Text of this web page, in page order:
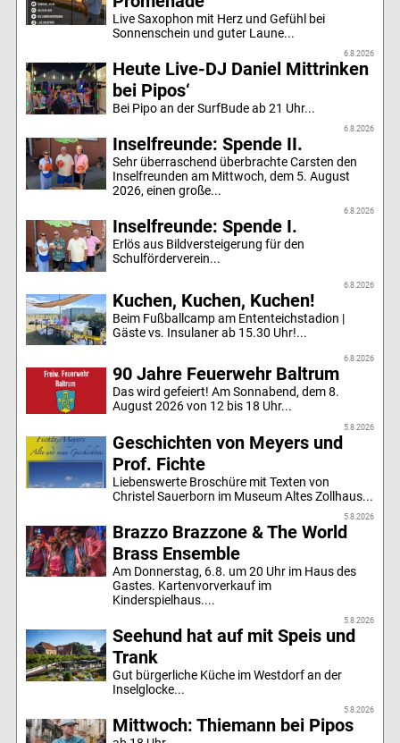
Live Saxophon mit Herz und Gefühl bei
Sonnenschein und guter Laune...
6.8.2026
Heute Live-DJ Daniel Mittrinken
bei Pipos‘
Bei Pipo an der SurfBude ab 21 Uhr...
6.8.2026
Inselfreunde: Spende II.
Sehr überraschend überbrachte Carsten den
Inselfreunden am Mittwoch, dem 5. August
2026, einen große...
6.8.2026
Inselfreunde: Spende I.
Erlös aus Bildversteigerung für den
Schulförderverein...
6.8.2026
Kuchen, Kuchen, Kuchen!
Beim Fußballcamp am Ententeichstadion |
Gäste vs. Insulaner ab 15.30 Uhr!...
6.8.2026
90 Jahre Feuerwehr Baltrum
Das wird gefeiert! Am Sonnabend, dem 8.
August 2026 von 12 bis 18 Uhr...
5.8.2026
Geschichten von Meyers und
Prof. Fichte
Liebenswerte Broschüre mit Texten von
Christel Sauerborn im Museum Altes Zollhaus...
5.8.2026
Brazzo Brazzone & The World
Brass Ensemble
Am Donnerstag, 6.8. um 20 Uhr im Haus des
Gastes. Kartenvorverkauf im
Kinderspielhaus....
5.8.2026
Seehund hat auf mit Speis und
Trank
Gut bürgerliche Küche im Westdorf an der
Inselglocke...
5.8.2026
Mittwoch: Thiemann bei Pipos